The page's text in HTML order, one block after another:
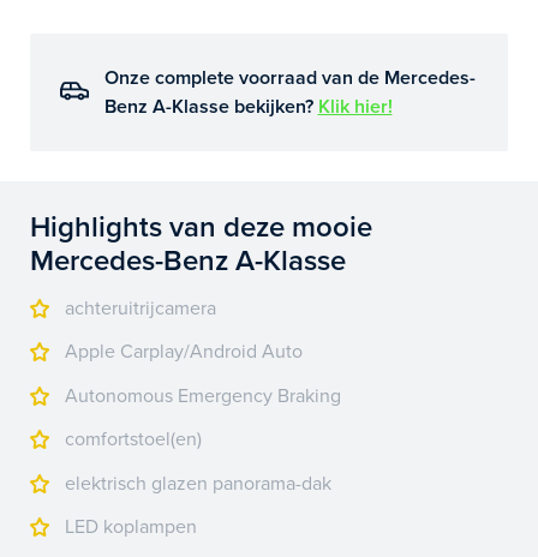
Onze complete voorraad van de Mercedes-
Benz A-Klasse bekijken? Klik hier!
Highlights van deze mooie
Mercedes-Benz A-Klasse
achteruitrijcamera
Apple Carplay/Android Auto
Autonomous Emergency Braking
comfortstoel(en)
elektrisch glazen panorama-dak
LED koplampen